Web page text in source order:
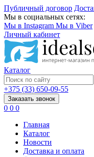
Публичный договор
Мы в социальных сетях:
Мы в Instagram Мы в Viber
Личный кабинет
Каталог
+375 (33) 650-09-55
Заказать звонок
0 0 0
Главная
Каталог
Новости
Доставка и оплата